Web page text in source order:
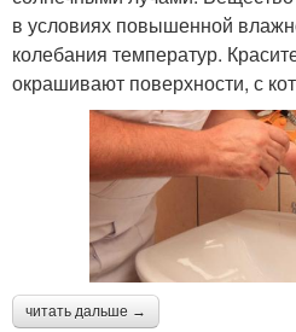
в условиях повышенной
колебания температур.
окрашивают поверхности, с
читать дальше →